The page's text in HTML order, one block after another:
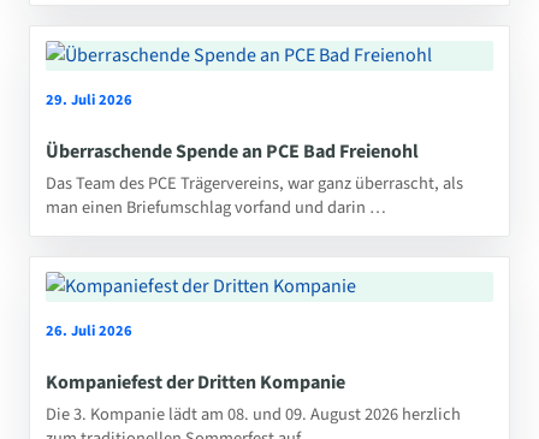
29. Juli 2026
Überraschende Spende an PCE Bad Freienohl
Das Team des PCE Trägervereins, war ganz überrascht, als
man einen Briefumschlag vorfand und darin …
26. Juli 2026
Kompaniefest der Dritten Kompanie
Die 3. Kompanie lädt am 08. und 09. August 2026 herzlich